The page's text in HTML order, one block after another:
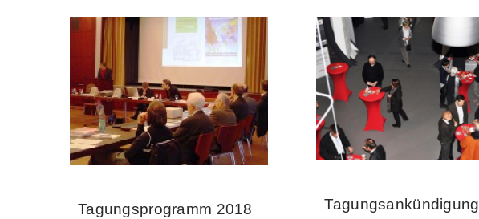
Tagungsprogramm 2018
Tagungsankündigung